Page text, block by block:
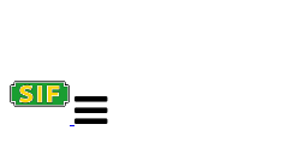
navigasjon